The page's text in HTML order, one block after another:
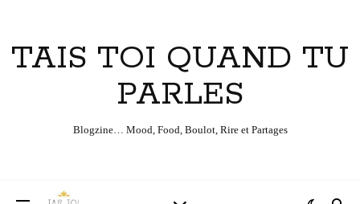
TAIS TOI QUAND TU
PARLES
Blogzine… Mood, Food, Boulot, Rire et Partages